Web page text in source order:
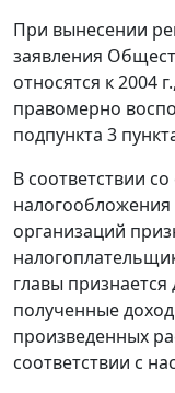
При вынесении
заявления
относятся к 2004
правомерно
подпункта 3
В соответствии со
организаций
главы признается
полученные
произведенных
соответствии с